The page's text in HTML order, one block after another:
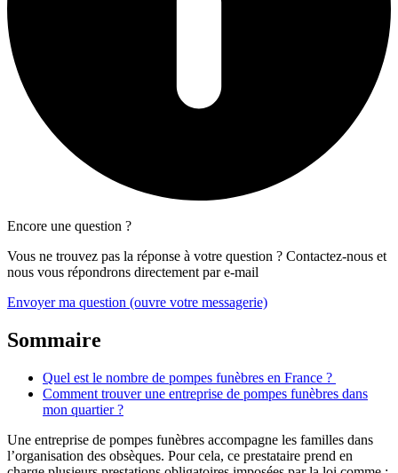
Encore une question ?
Vous ne trouvez pas la réponse à votre question ? Contactez-nous et
nous vous répondrons directement par e-mail
Envoyer ma question (ouvre votre messagerie)
Sommaire
Quel est le nombre de pompes funèbres en France ?
Comment trouver une entreprise de pompes funèbres dans
mon quartier ?
Une entreprise de pompes funèbres accompagne les familles dans
l’organisation des obsèques. Pour cela, ce prestataire prend en